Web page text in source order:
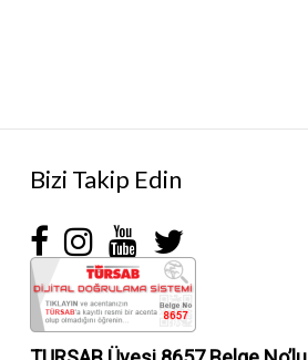
Bizi Takip Edin